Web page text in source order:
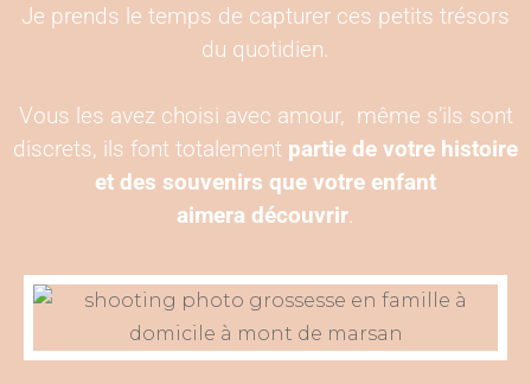
Je prends le temps de capturer ces petits trésors
du quotidien.
Vous les avez choisi avec amour, même s’ils sont
discrets, ils font totalement partie de votre histoire
et des souvenirs que votre enfant
aimera découvrir.